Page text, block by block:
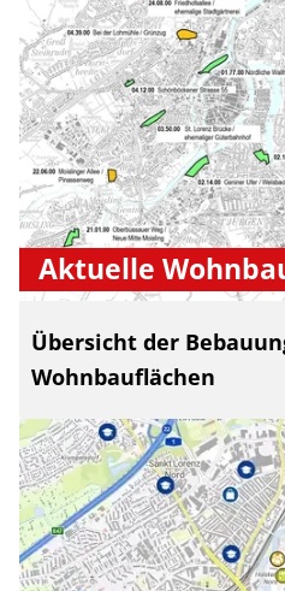
Aktuelle
Übersicht der
Wohnbauflächen